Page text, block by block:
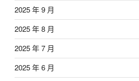
2025 年 9 月
2025 年 8 月
2025 年 7 月
2025 年 6 月